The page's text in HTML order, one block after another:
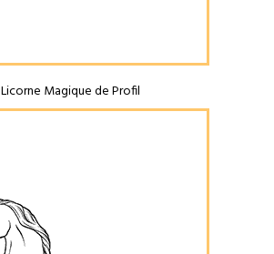
Licorne Magique de Profil